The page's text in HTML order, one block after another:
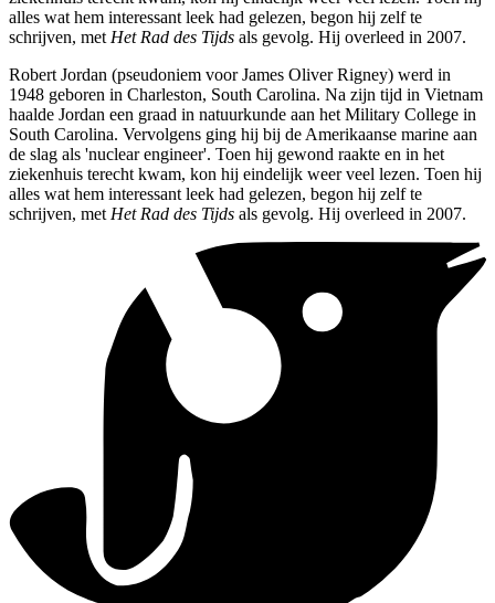
alles wat hem interessant leek had gelezen, begon hij zelf te
schrijven, met Het Rad des Tijds als gevolg. Hij overleed in 2007.
Robert Jordan (pseudoniem voor James Oliver Rigney) werd in
1948 geboren in Charleston, South Carolina. Na zijn tijd in Vietnam
haalde Jordan een graad in natuurkunde aan het Military College in
South Carolina. Vervolgens ging hij bij de Amerikaanse marine aan
de slag als 'nuclear engineer'. Toen hij gewond raakte en in het
ziekenhuis terecht kwam, kon hij eindelijk weer veel lezen. Toen hij
alles wat hem interessant leek had gelezen, begon hij zelf te
schrijven, met Het Rad des Tijds als gevolg. Hij overleed in 2007.